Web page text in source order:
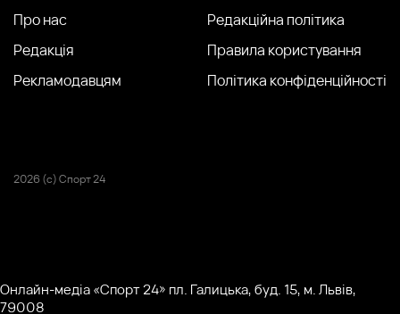
Про нас
Редакція
Рекламодавцям
Редакційна політика
Правила користування
Політика конфіденційності
2026 (с) Спорт 24
Онлайн-медіа «Спорт 24» пл. Галицька, буд. 15, м. Львів,
79008